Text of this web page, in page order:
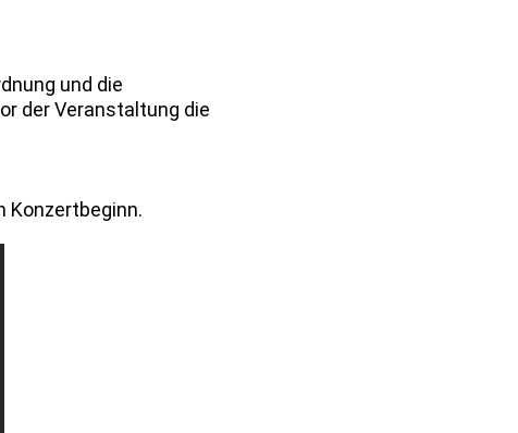
und die
der Veranstaltung die
Konzertbeginn.